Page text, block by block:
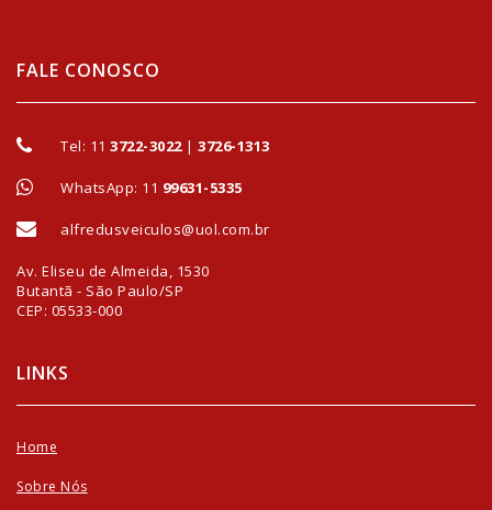
FALE CONOSCO
Tel: 11 3722-3022| 3726-1313
WhatsApp: 11 99631-5335
alfredusveiculos@uol.com.br
Av. Eliseu de Almeida, 1530
Butantã - São Paulo/SP
CEP: 05533-000
LINKS
Home
Sobre Nós